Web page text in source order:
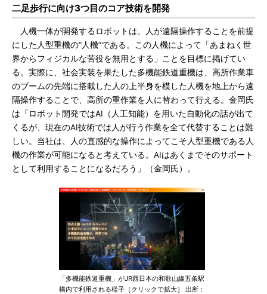
二足歩行に向け3つ目のコア技術を開発
人機一体が開発するロボットは、人が遠隔操作することを前提
にした人型重機の“人機”である。この人機によって「あまねく世
界からフィジカルな苦役を無用とする」ことを目標に掲げてい
る。実際に、社会実装を果たした多機能鉄道重機は、高所作業車
のブームの先端に搭載した人の上半身を模した人機を地上から遠
隔操作することで、高所の重作業を人に替わって行える。金岡氏
は「ロボット開発ではAI（人工知能）を用いた自動化の話が出て
くるが、現在のAI技術では人が行う作業を全て代替することは難
しい。当社は、人の直感的な操作によってこそ人型重機である人
機の作業が可能になると考えている。AIはあくまでそのサポート
として利用することになるだろう」（金岡氏）。
「多機能鉄道重機」がJR西日本の和歌山線五条駅
構内で利用される様子［クリックで拡大］ 出所：